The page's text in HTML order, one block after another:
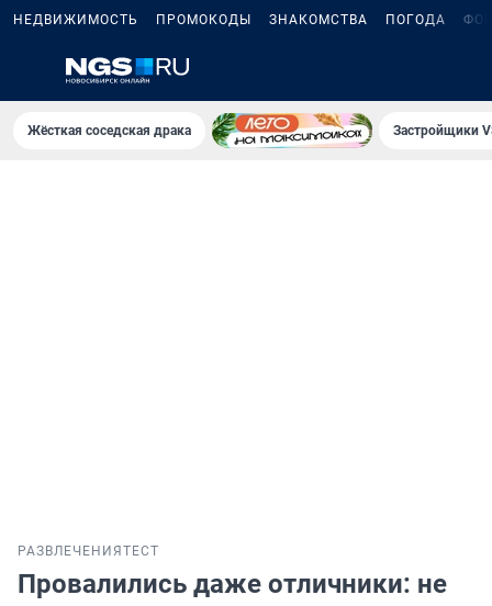
НЕДВИЖИМОСТЬ ПРОМОКОДЫ ЗНАКОМСТВА ПОГОДА
Жёсткая соседская драка Застройщики
РАЗВЛЕЧЕНИЯ ТЕСТ
Провалились даже отличники: не